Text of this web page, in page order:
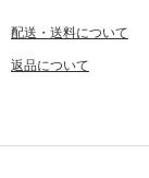
配送・送料について
返品について